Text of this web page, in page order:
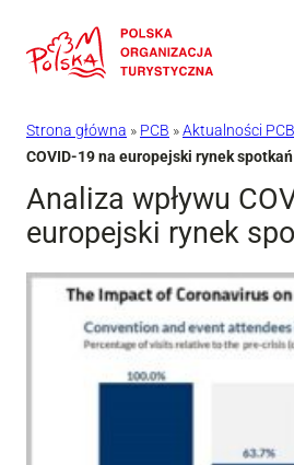
do
Strona główna » PCB »Aktualności PCB
COVID-19 na europejski rynek spotkań
Analiza wpływu
europejski rynek